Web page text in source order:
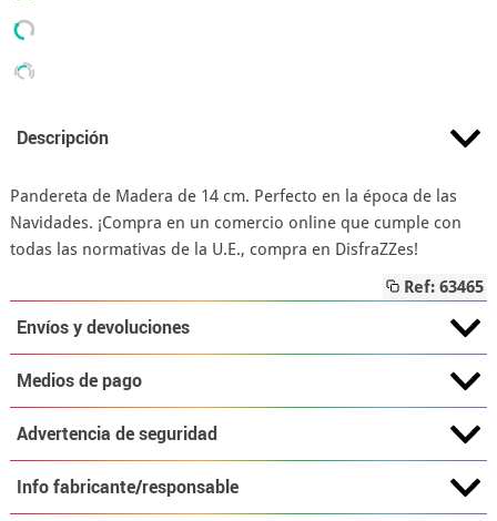
Descripción
Pandereta de Madera de 14 cm. Perfecto en la época de las
Navidades. ¡Compra en un comercio online que cumple con
todas las normativas de la U.E., compra en DisfraZZes!
Ref: 63465
Envíos y devoluciones
Medios de pago
Advertencia de seguridad
Info fabricante/responsable